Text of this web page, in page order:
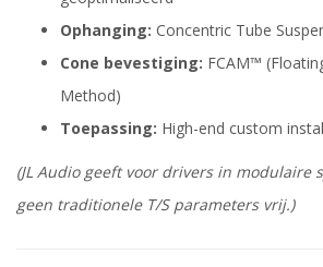
Ophanging: Concentric Tube
Cone bevestiging: FCAM™
Method)
Toepassing: High-end custom
(JL Audio geeft voor drivers in modulaire
geen traditionele T/S parameters vrij.)